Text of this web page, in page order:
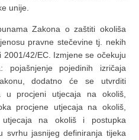
unije.
Zakona o zaštiti okoliša
pravne stečevine tj. nekih
42/EC. Izmjene se očekuju
pojedinih izričaja
dodatno će se utvrditi
u procjeni utjecaja na okoliš,
procjene utjecaja na okoliš,
na okoliš i postupka
svrhu jasnijeg definiranja tijeka